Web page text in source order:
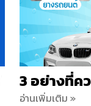
3 อย่างที่ค
อ่านเพิ่มเติม »